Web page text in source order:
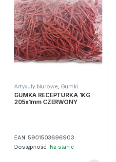
Artykuły biurowe Gumki
recepturki
GUMKA RECEPTURKA 1KG
205x1mm CZERWONY
EAN: 5901503696903
Dostępność: Na stanie